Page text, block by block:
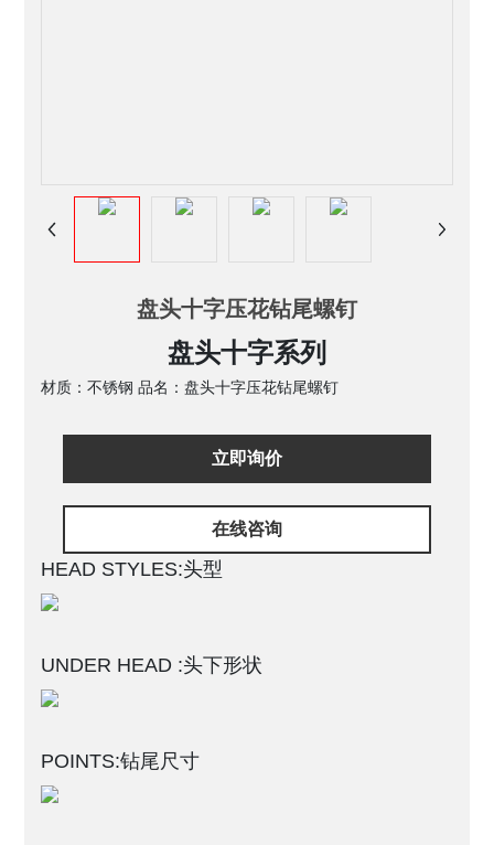
盘头十字压花钻尾螺钉
盘头十字系列
材质：不锈钢 品名：盘头十字压花钻尾螺钉
立即询价
在线咨询
HEAD STYLES:头型
UNDER HEAD :头下形状
POINTS:钻尾尺寸